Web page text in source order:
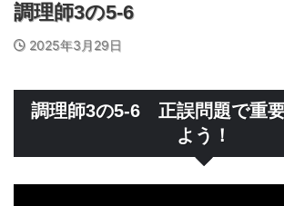
調理師3の5-6
2025年3月29日
調理師3の5-6 正誤問題で重
よう！